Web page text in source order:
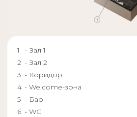
- Зал 1
- Зал 2
- Коридор
- Welcome-зона
- Бар
- WC